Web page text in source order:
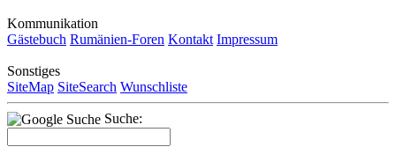
Kommunikation
Gästebuch Rumänien-Foren Kontakt Impressum
Sonstiges
SiteMap SiteSearch Wunschliste
Suche: